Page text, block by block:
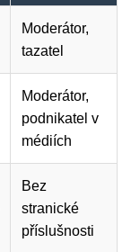
Moderátor,
tazatel
Moderátor,
podnikatel v
médiích
Bez
stranické
příslušnosti